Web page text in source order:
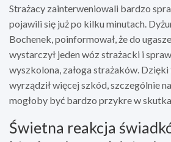
Strażacy zainterweniowali bardzo
pojawili się już po kilku minutach.
Bochenek, poinformował, że do
wystarczył jeden wóz strażacki i
wyszkolona, załoga strażaków. Dzięki
wyrządził więcej szkód, szczególnie
mogłoby być bardzo przykre w
Świetna reakcja